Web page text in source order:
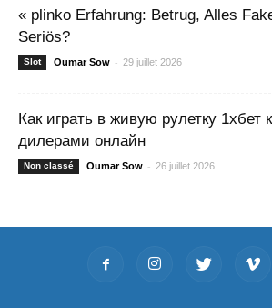
« plinko Erfahrung: Betrug, Alles
Seriös?
Slot Oumar Sow - 29 juillet 2026
Как играть в живую рулетку 1хбет
дилерами онлайн
Non classé Oumar Sow - 26 juillet 2026